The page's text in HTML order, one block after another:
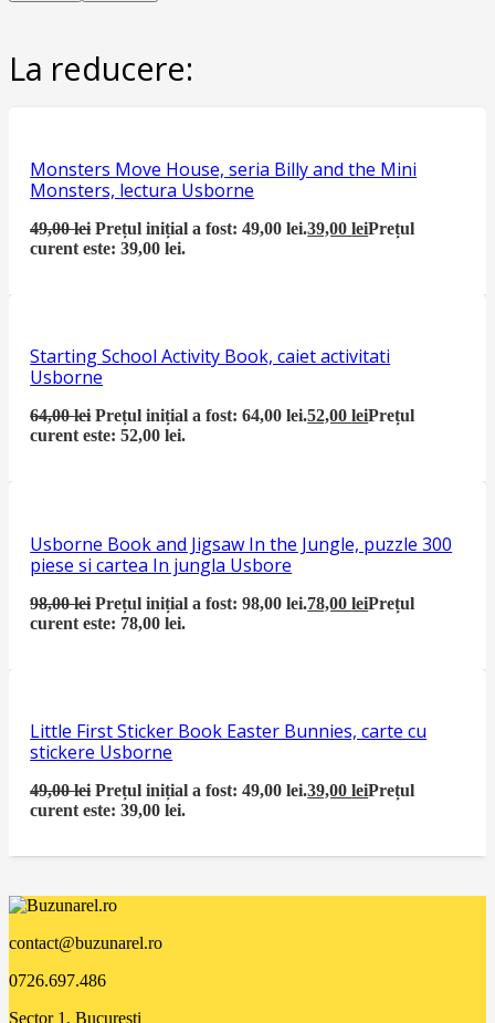
La reducere:
Monsters Move House, seria Billy and the Mini
Monsters, lectura Usborne
49,00lei Prețul inițial a fost: 49,00 lei.39,00leiPrețul
curent este: 39,00 lei.
Starting School Activity Book, caiet activitati
Usborne
64,00lei Prețul inițial a fost: 64,00 lei.52,00leiPrețul
curent este: 52,00 lei.
Usborne Book and Jigsaw In the Jungle, puzzle 300
piese si cartea In jungla Usbore
98,00lei Prețul inițial a fost: 98,00 lei.78,00leiPrețul
curent este: 78,00 lei.
Little First Sticker Book Easter Bunnies, carte cu
stickere Usborne
49,00lei Prețul inițial a fost: 49,00 lei.39,00leiPrețul
curent este: 39,00 lei.
contact@buzunarel.ro
0726.697.486
Sector 1, București